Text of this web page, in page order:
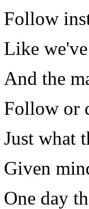
Follow
Like
And the
Follow or
Just what
Given
One day